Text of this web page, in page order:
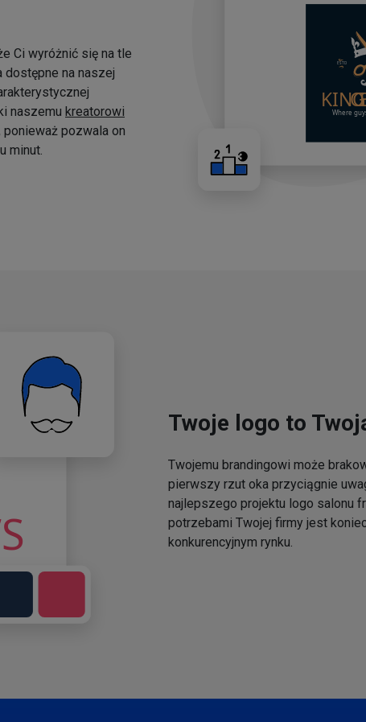
Ci wyróżnić się na tle
dostępne na naszej
naszemu kreatorowi
pozwala on
minut.
Twoje logo to
Twojemu brandingowi może
pierwszy rzut oka przyciągnie
najlepszego projektu logo salonu
potrzebami Twojej firmy jest
konkurencyjnym rynku.